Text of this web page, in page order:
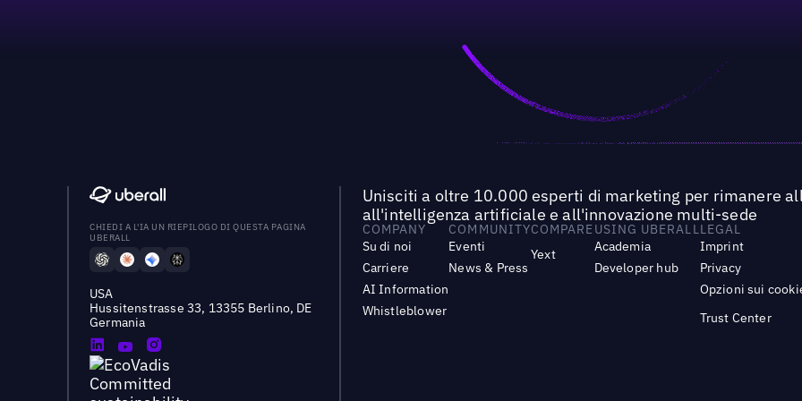
CHIEDI A L'IA UN RIEPILOGO DI QUESTA PAGINA
UBERALL
USA
Hussitenstrasse 33, 13355 Berlino, DE
Germania
Unisciti a oltre 10.000 esperti di marketing per rimanere
all'intelligenza artificiale e all'innovazione multi-sede
COMPANY
Su di noi
Carriere
AI Information
Whistleblower
COMMUNITY
Eventi
News & Press
COMPARE
Yext
USING UBERALL
Academia
Developer hub
LEGAL
Imprint
Privacy
Opzioni sui
Trust Center